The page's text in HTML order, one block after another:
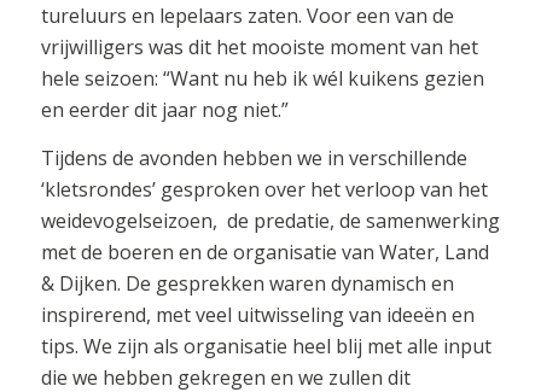
tureluurs en lepelaars zaten. Voor een van de
vrijwilligers was dit het mooiste moment van het
hele seizoen: “Want nu heb ik wél kuikens gezien
en eerder dit jaar nog niet.”
Tijdens de avonden hebben we in verschillende
‘kletsrondes’ gesproken over het verloop van het
weidevogelseizoen, de predatie, de samenwerking
met de boeren en de organisatie van Water, Land
& Dijken. De gesprekken waren dynamisch en
inspirerend, met veel uitwisseling van ideeën en
tips. We zijn als organisatie heel blij met alle input
die we hebben gekregen en we zullen dit